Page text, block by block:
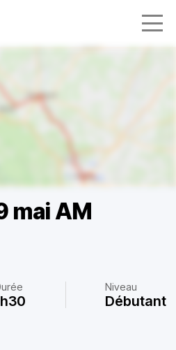
mai AM
Niveau
Débutant